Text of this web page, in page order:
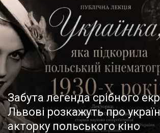
Забута легенда срібного
Львові розкажуть про
акторку польського кіно